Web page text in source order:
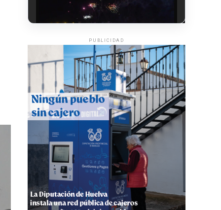
6º DÍA DE LAS FIESTAS COLOMBINAS
2026
·Huelvatv
QUINTA CORRIDA DE LAS FIESTAS
COLOMBINAS 2026
hace 4 días· Huelvatv
PUBLICIDAD